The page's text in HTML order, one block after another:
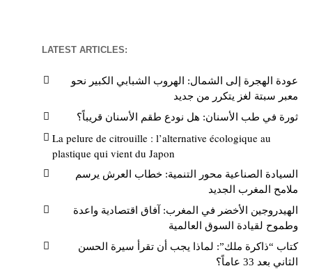
LATEST ARTICLES:
عودة الهجرة إلى الشمال: الهروب الشبابي الكبير نحو
معبر سبتة لغز يتكرر من جديد
ثورة في طب الأسنان: هل نودع طقم الأسنان قريباً؟
La pelure de citrouille : l’alternative écologique au
plastique qui vient du Japon
السيادة الصناعية محور التنمية: خطاب العرش يرسم
ملامح المغرب الجديد
الهيدروجين الأخضر في المغرب: آفاق اقتصادية واعدة
وطموح لقيادة السوق العالمية
كتاب “ذاكرة ملك”: لماذا يجب أن تقرأ سيرة الحسن
الثاني بعد 33 عاماً؟